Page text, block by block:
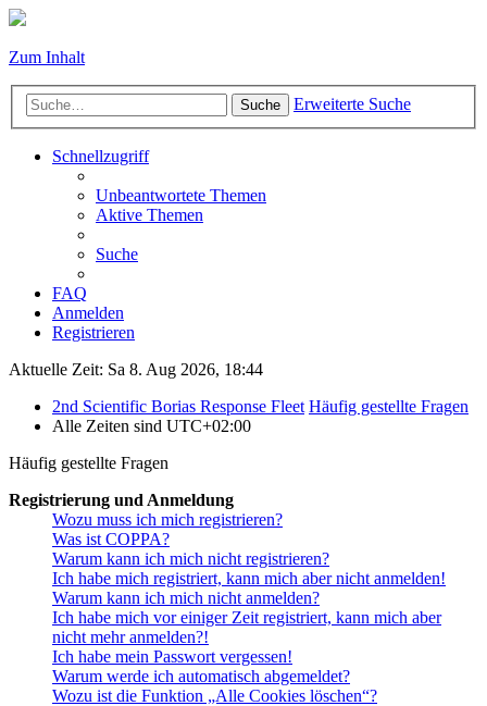
Zum Inhalt
Suche Erweiterte Suche
Schnellzugriff
Unbeantwortete Themen
Aktive Themen
Suche
FAQ
Anmelden
Registrieren
Aktuelle Zeit: Sa 8. Aug 2026, 18:44
2nd Scientific Borias Response Fleet Häufig gestellte Fragen
Alle Zeiten sind UTC+02:00
Häufig gestellte Fragen
Registrierung und Anmeldung
Wozu muss ich mich registrieren?
Was ist COPPA?
Warum kann ich mich nicht registrieren?
Ich habe mich registriert, kann mich aber nicht anmelden!
Warum kann ich mich nicht anmelden?
Ich habe mich vor einiger Zeit registriert, kann mich aber
nicht mehr anmelden?!
Ich habe mein Passwort vergessen!
Warum werde ich automatisch abgemeldet?
Wozu ist die Funktion „Alle Cookies löschen“?